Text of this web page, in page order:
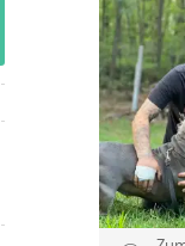
da sie
Stolz und